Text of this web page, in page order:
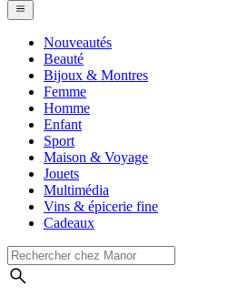
Nouveautés
Beauté
Bijoux & Montres
Femme
Homme
Enfant
Sport
Maison & Voyage
Jouets
Multimédia
Vins & épicerie fine
Cadeaux